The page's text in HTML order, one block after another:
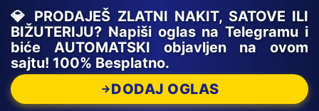
💎 PRODAJEŠ ZLATNI NAKIT, SATOVE ILI
BIŽUTERIJU? Napiši oglas na Telegramu i
biće AUTOMATSKI objavljen na ovom
sajtu! 100% Besplatno.
DODAJ OGLAS